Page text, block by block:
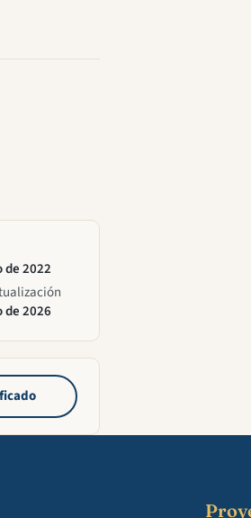
de 2022
de 2026